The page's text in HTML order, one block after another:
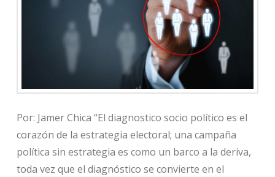
Por: Jamer Chica “El diagnostico socio político es el
corazón de la estrategia electoral; una campaña
política sin estrategia es como un barco a la deriva,
toda vez que el diagnóstico se convierte en el